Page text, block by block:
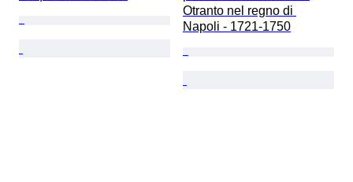
Otranto nel regno di
Napoli - 1721-1750